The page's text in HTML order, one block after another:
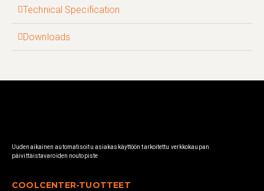
Technical Specification
Downloads
Uudenaikainen automatisoitu asiakaskäyttöön tarkoitettu verkkokaupan
päivittäistavaroiden noutopiste
COOLCENTER-TUOTTEET